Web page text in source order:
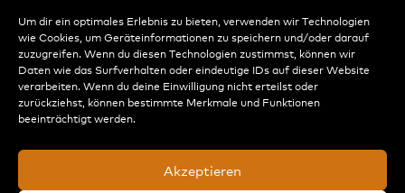
Um dir ein optimales Erlebnis zu bieten, verwenden wir Technologien
wie Cookies, um Geräteinformationen zu speichern und/oder darauf
zuzugreifen. Wenn du diesen Technologien zustimmst, können wir
Daten wie das Surfverhalten oder eindeutige IDs auf dieser Website
verarbeiten. Wenn du deine Einwilligung nicht erteilst oder
zurückziehst, können bestimmte Merkmale und Funktionen
beeinträchtigt werden.
Akzeptieren
cateringart event + concept GmbH & Co KG
heerdterbuschstr. 15
41460 neuss
web:www.cateringart.de
info@cateringart.de